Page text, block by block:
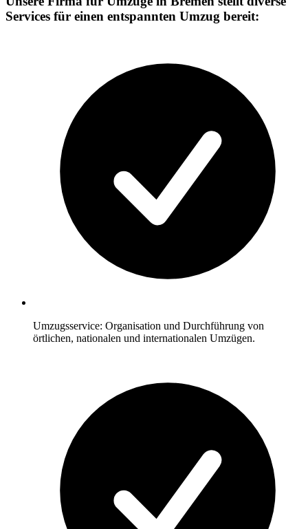
Services für einen entspannten Umzug bereit:
Umzugsservice: Organisation und Durchführung von
örtlichen, nationalen und internationalen Umzügen.